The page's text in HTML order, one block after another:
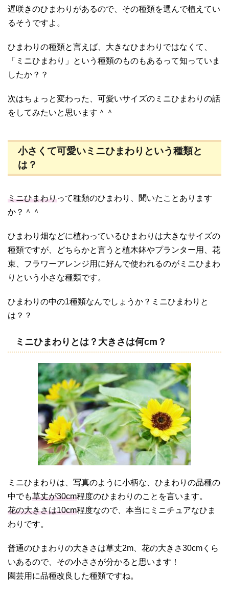
遅咲きのひまわりがあるので、その種類を選んで植えてい
るそうですよ。
ひまわりの種類と言えば、大きなひまわりではなくて、
「ミニひまわり」という種類のものもあるって知っていま
したか？？
次はちょっと変わった、可愛いサイズのミニひまわりの話
をしてみたいと思います＾＾
小さくて可愛いミニひまわりという種類と
は？
ミニひまわりって種類のひまわり、聞いたことあります
か？＾＾
ひまわり畑などに植わっているひまわりは大きなサイズの
種類ですが、どちらかと言うと植木鉢やプランター用、花
束、フラワーアレンジ用に好んで使われるのがミニひまわ
りという小さな種類です。
ひまわりの中の1種類なんでしょうか？ミニひまわりと
は？？
ミニひまわりとは？大きさは何cm？
ミニひまわりは、写真のように小柄な、ひまわりの品種の
中でも草丈が30cm程度のひまわりのことを言います。
花の大きさは10cm程度なので、本当にミニチュアなひま
わりです。
普通のひまわりの大きさは草丈2m、花の大きさ30cmくら
いあるので、その小ささが分かると思います！
園芸用に品種改良した種類ですね。